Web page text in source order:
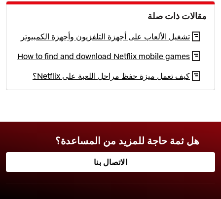
مقالات ذات صلة
تشغيل الألعاب على أجهزة التلفزيون وأجهزة الكمبيوتر
How to find and download Netflix mobile games
كيف تعمل ميزة حفظ مراحل اللعبة على Netflix؟
هل ثمة حاجة للمزيد من المساعدة؟
الاتصال بنا